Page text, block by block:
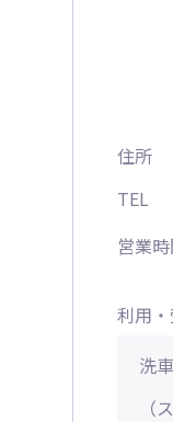
住所
TEL
営業
利用
洗
（